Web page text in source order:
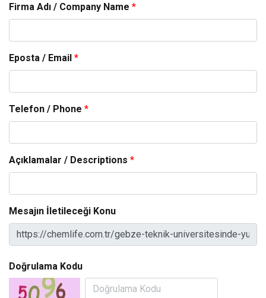
Firma Adı / Company Name *
Eposta / Email *
Telefon / Phone *
Açıklamalar / Descriptions *
Mesajın İletileceği Konu
Doğrulama Kodu